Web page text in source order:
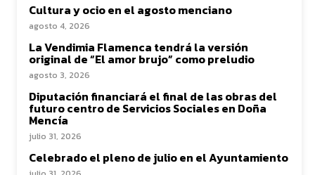
Cultura y ocio en el agosto menciano
agosto 4, 2026
La Vendimia Flamenca tendrá la versión
original de “El amor brujo” como preludio
agosto 3, 2026
Diputación financiará el final de las obras del
futuro centro de Servicios Sociales en Doña
Mencía
julio 31, 2026
Celebrado el pleno de julio en el Ayuntamiento